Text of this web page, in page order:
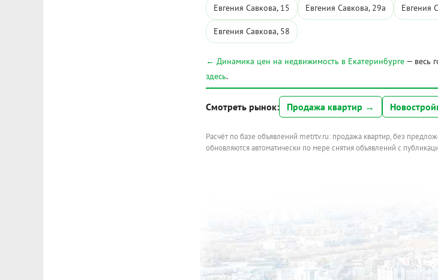
Евгения Савкова, 15 Евгения Савкова, 29а Евгения
Евгения Савкова, 58
← Динамика цен на недвижимость в Екатеринбурге — весь
здесь.
Смотреть рынок: Продажа квартир →
Расчёт по базе объявлений metrtv.ru: продажа квартир, без
обновляются автоматически по мере снятия объявлений с